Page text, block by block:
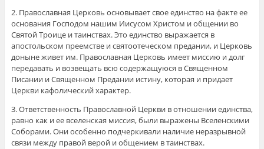
2. Православная Церковь основывает свое единство на факте ее
основания Господом нашим Иисусом Христом и общении во
Святой Троице и таинствах. Это единство выражается в
апостольском преемстве и святоотеческом предании, и Церковь
доныне живет им. Православная Церковь имеет миссию и долг
передавать и возвещать всю содержащуюся в Священном
Писании и Священном Предании истину, которая и придает
Церкви кафолический характер.
3. Ответственность Православной Церкви в отношении единства,
равно как и ее вселенская миссия, были выражены Вселенскими
Соборами. Они особенно подчеркивали наличие неразрывной
связи между правой верой и общением в таинствах.